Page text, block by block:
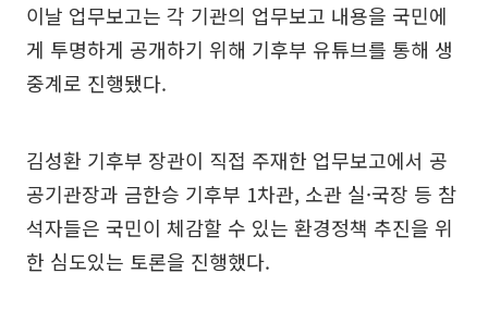
이날 업무보고는 각 기관의 업무보고 내용을 국민에
게 투명하게 공개하기 위해 기후부 유튜브를 통해 생
중계로 진행됐다.
김성환 기후부 장관이 직접 주재한 업무보고에서 공
공기관장과 금한승 기후부 1차관, 소관 실·국장 등 참
석자들은 국민이 체감할 수 있는 환경정책 추진을 위
한 심도있는 토론을 진행했다.